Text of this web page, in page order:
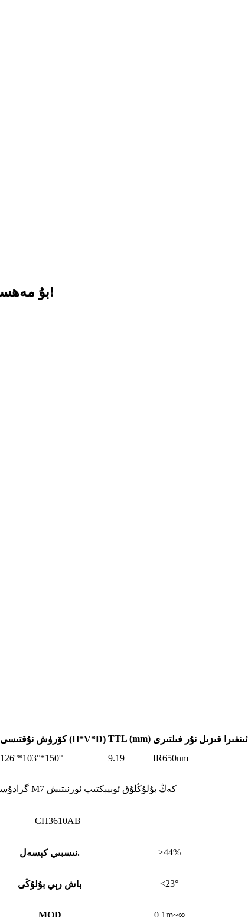
بۇ مەھسۇلات مۇۋەپپەقىيەتلىك ھالدا سېۋەتكە قوشۇلدى!
كۆرۈش نۇقتىسى (H*V*D) TTL (mm) ئىنفىرا قىزىل نۇر فىلتىرى
126°*103°*150° 9.19 IR650nm
OV7725 رەسىم سېنزورى ئۈچۈن 1/3.7" 1.05mm F2.4 HFOV 126 گرادۇسلۇق M7 كەڭ بۇلۇڭلۇق ئوبيېكتىپ ئورنىتىش
CH3610AB
نىسبىي كېسەل. >44%
باش رېي بۇلۇڭى <23°
MOD 0.1m~∞